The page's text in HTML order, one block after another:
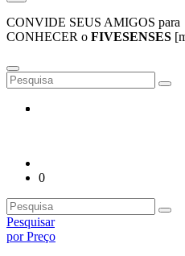
CONVIDE SEUS AMIGOS para
CONHECER o FIVESENSES
0
Pesquisar
por Preço